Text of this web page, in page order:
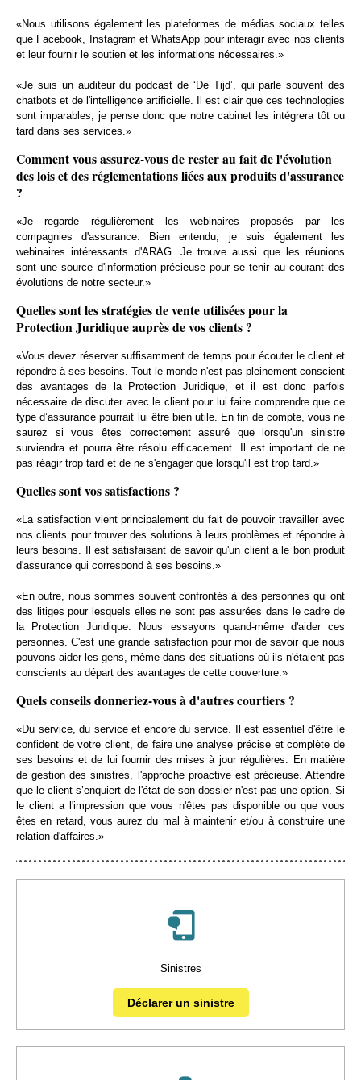
«Nous utilisons également les plateformes de médias sociaux telles
que Facebook, Instagram et WhatsApp pour interagir avec nos clients
et leur fournir le soutien et les informations nécessaires.»
«Je suis un auditeur du podcast de ‘De Tijd’, qui parle souvent des
chatbots et de l'intelligence artificielle. Il est clair que ces technologies
sont imparables, je pense donc que notre cabinet les intégrera tôt ou
tard dans ses services.»
Comment vous assurez-vous de rester au fait de l'évolution
des lois et des réglementations liées aux produits d'assurance
?
«Je regarde régulièrement les webinaires proposés par les
compagnies d'assurance. Bien entendu, je suis également les
webinaires intéressants d'ARAG. Je trouve aussi que les réunions
sont une source d'information précieuse pour se tenir au courant des
évolutions de notre secteur.»
Quelles sont les stratégies de vente utilisées pour la
Protection Juridique auprès de vos clients ?
«Vous devez réserver suffisamment de temps pour écouter le client et
répondre à ses besoins. Tout le monde n'est pas pleinement conscient
des avantages de la Protection Juridique, et il est donc parfois
nécessaire de discuter avec le client pour lui faire comprendre que ce
type d’assurance pourrait lui être bien utile. En fin de compte, vous ne
saurez si vous êtes correctement assuré que lorsqu'un sinistre
surviendra et pourra être résolu efficacement. Il est important de ne
pas réagir trop tard et de ne s'engager que lorsqu'il est trop tard.»
Quelles sont vos satisfactions ?
«La satisfaction vient principalement du fait de pouvoir travailler avec
nos clients pour trouver des solutions à leurs problèmes et répondre à
leurs besoins. Il est satisfaisant de savoir qu'un client a le bon produit
d'assurance qui correspond à ses besoins.»
«En outre, nous sommes souvent confrontés à des personnes qui ont
des litiges pour lesquels elles ne sont pas assurées dans le cadre de
la Protection Juridique. Nous essayons quand-même d'aider ces
personnes. C'est une grande satisfaction pour moi de savoir que nous
pouvons aider les gens, même dans des situations où ils n'étaient pas
conscients au départ des avantages de cette couverture.»
Quels conseils donneriez-vous à d'autres courtiers ?
«Du service, du service et encore du service. Il est essentiel d'être le
confident de votre client, de faire une analyse précise et complète de
ses besoins et de lui fournir des mises à jour régulières. En matière
de gestion des sinistres, l'approche proactive est précieuse. Attendre
que le client s’enquiert de l'état de son dossier n'est pas une option. Si
le client a l'impression que vous n'êtes pas disponible ou que vous
êtes en retard, vous aurez du mal à maintenir et/ou à construire une
relation d'affaires.»
Sinistres
Déclarer un sinistre